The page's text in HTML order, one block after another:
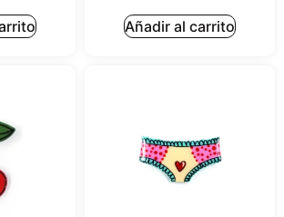
Añadir al carrito